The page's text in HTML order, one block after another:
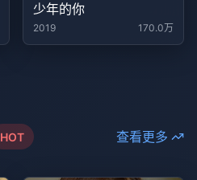
少年的你
2019 170.0万
HOT 查看更多